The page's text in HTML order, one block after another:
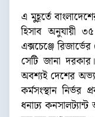
এ মুহূর্তে
হিসাব অনুযায়ী
এক্সচেঞ্জে
সেটি জানা
অবশ্যই দেশের
কর্মসংস্থান
ধনাঢ্য